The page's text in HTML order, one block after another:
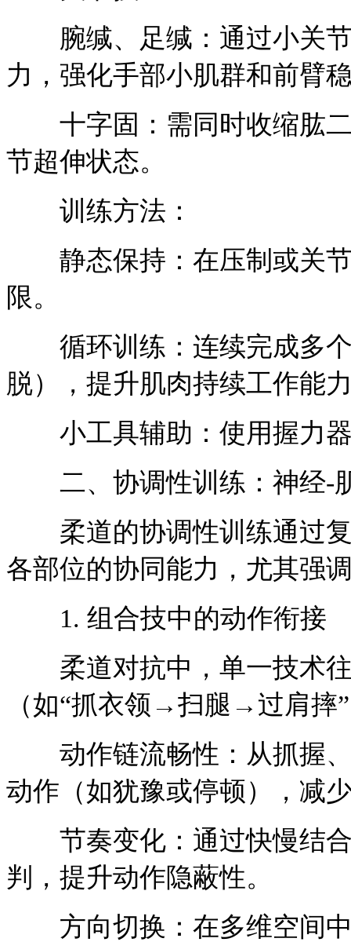
腕缄、足缄：通过小关节
力，强化手部小肌群和前臂
十字固：需同时收缩肱二
节超伸状态。
训练方法：
静态保持：在压制或关节
限。
循环训练：连续完成多
脱），提升肌肉持续工作能
小工具辅助：使用握力器
二、协调性训练：神经-
柔道的协调性训练通过复
各部位的协同能力，尤其强
1. 组合技中的动作衔接
柔道对抗中，单一技术往
（如“抓衣领→扫腿→过肩摔
动作链流畅性：从抓握、
动作（如犹豫或停顿），减
节奏变化：通过快慢结合
判，提升动作隐蔽性。
方向切换：在多维空间中